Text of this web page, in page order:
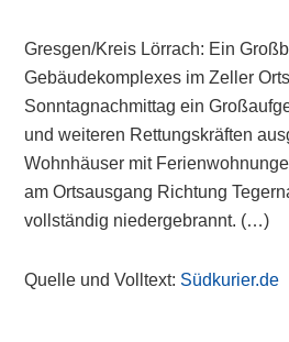
Gresgen/Kreis Lörrach: Ein
Gebäudekomplexes im Zeller
Sonntagnachmittag ein
und weiteren Rettungskräften
Wohnhäuser mit
am Ortsausgang Richtung
vollständig niedergebrannt. (…)
Quelle und Volltext: Südkurier.de